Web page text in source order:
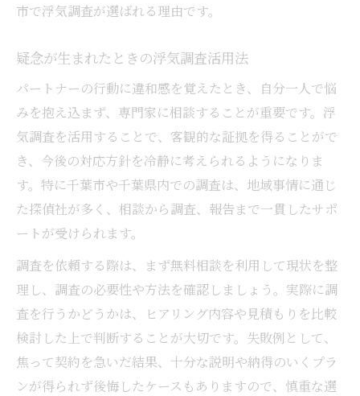
安心して依頼できる浮気調査の心得
浮気調査の成功率を高めるコツ一覧
千葉市で納得できる浮気調査の秘訣
調査結果に満足するための準備
浮気調査費用を抑える方法を紹介
千葉県で効率良く浮気調査を進めるには
市で浮気調査が選ばれる理由です。
疑念が生まれたときの浮気調査活用法
パートナーの行動に違和感を覚えたとき、自分一人で悩
みを抱え込まず、専門家に相談することが重要です。浮
気調査を活用することで、客観的な証拠を得ることがで
き、今後の対応方針を冷静に考えられるようになりま
す。特に千葉市や千葉県内での調査は、地域事情に通じ
た探偵社が多く、相談から調査、報告まで一貫したサポ
ートが受けられます。
調査を依頼する際は、まず無料相談を利用して現状を整
理し、調査の必要性や方法を確認しましょう。実際に調
査を行うかどうかは、ヒアリング内容や見積もりを比較
検討した上で判断することが大切です。失敗例として、
焦って契約を急いだ結果、十分な説明や納得のいくプラ
ンが得られず後悔したケースもありますので、慎重な選